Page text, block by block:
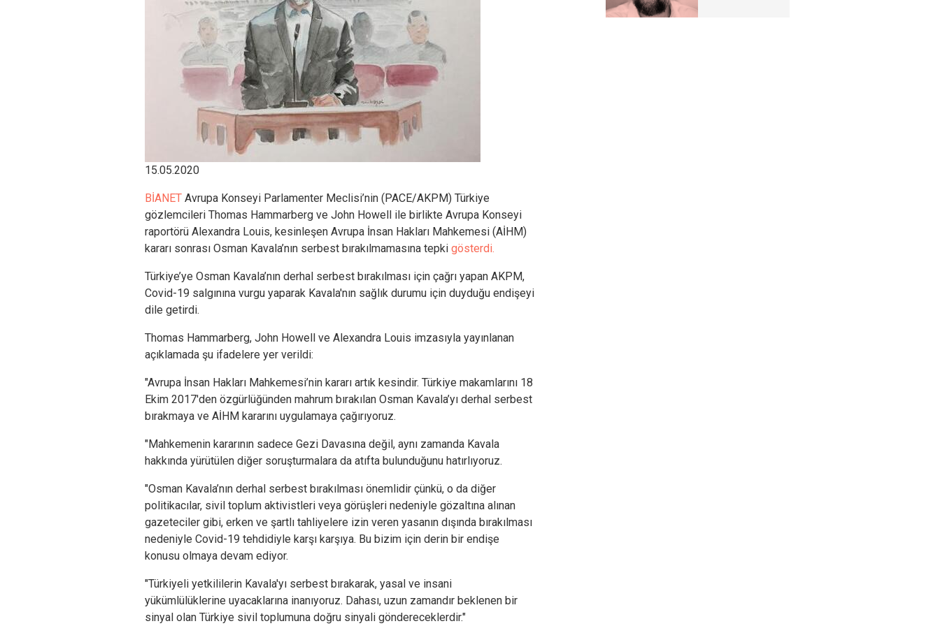
15.05.2020
BİANET Avrupa Konseyi Parlamenter Meclisi’nin (PACE/AKPM) Türkiye
gözlemcileri Thomas Hammarberg ve John Howell ile birlikte Avrupa Konseyi
raportörü Alexandra Louis, kesinleşen Avrupa İnsan Hakları Mahkemesi (AİHM)
kararı sonrası Osman Kavala’nın serbest bırakılmamasına tepki gösterdi.
Türkiye’ye Osman Kavala’nın derhal serbest bırakılması için çağrı yapan AKPM,
Covid-19 salgınına vurgu yaparak Kavala'nın sağlık durumu için duyduğu endişeyi
dile getirdi.
Thomas Hammarberg, John Howell ve Alexandra Louis imzasıyla yayınlanan
açıklamada şu ifadelere yer verildi:
"Avrupa İnsan Hakları Mahkemesi’nin kararı artık kesindir. Türkiye makamlarını 18
Ekim 2017'den özgürlüğünden mahrum bırakılan Osman Kavala’yı derhal serbest
bırakmaya ve AİHM kararını uygulamaya çağırıyoruz.
"Mahkemenin kararının sadece Gezi Davasına değil, aynı zamanda Kavala
hakkında yürütülen diğer soruşturmalara da atıfta bulunduğunu hatırlıyoruz.
"Osman Kavala’nın derhal serbest bırakılması önemlidir çünkü, o da diğer
politikacılar, sivil toplum aktivistleri veya görüşleri nedeniyle gözaltına alınan
gazeteciler gibi, erken ve şartlı tahliyelere izin veren yasanın dışında bırakılması
nedeniyle Covid-19 tehdidiyle karşı karşıya. Bu bizim için derin bir endişe
konusu olmaya devam ediyor.
"Türkiyeli yetkililerin Kavala'yı serbest bırakarak, yasal ve insani
yükümlülüklerine uyacaklarına inanıyoruz. Dahası, uzun zamandır beklenen bir
sinyal olan Türkiye sivil toplumuna doğru sinyali göndereceklerdir."